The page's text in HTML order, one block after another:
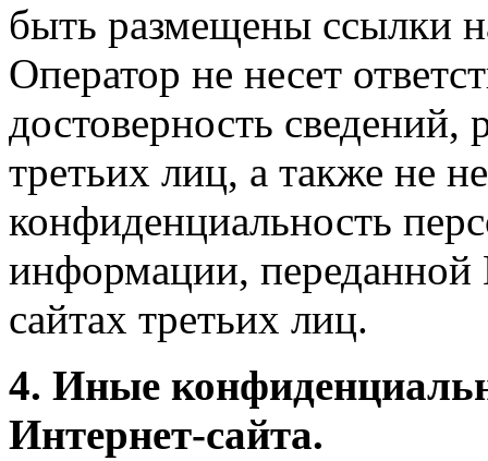
быть размещены ссылки
Оператор не несет
достоверность
третьих лиц, а также не
конфиденциальность
информации, переданной
сайтах третьих лиц.
4. Иные
Интернет-сайта.